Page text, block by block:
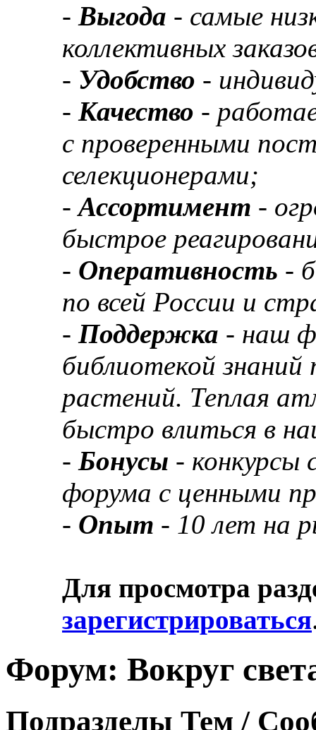
- Выгода - самые
коллективных
- Удобство -
- Качество -
с проверенными
селекционерами;
-Ассортимент -
быстрое
- Оперативность -
по всей России и
- Поддержка - наш
библиотекой
растений. Теплая
быстро влиться в
- Бонусы - конкурсы
форума с ценными
- Опыт - 10 лет на
Для просмотра
зарегистрироваться
Форум: Вокруг
Подразделы Тем /